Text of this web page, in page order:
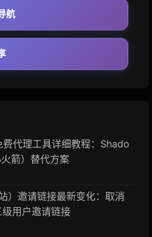
航
代理工具详细教程：Shado
箭）替代方案
）邀请链接最新变化：取消
用户邀请链接